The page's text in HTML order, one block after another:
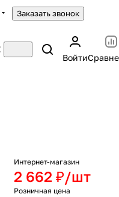
Заказать звонок
Войти
Интернет-магазин
2 662 ₽/шт
Розничная цена